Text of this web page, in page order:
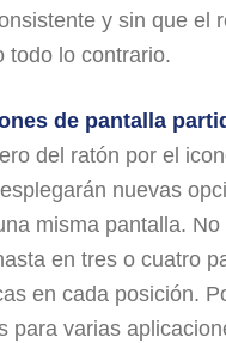
y sin que el
todo lo contrario.
de pantalla
del ratón por el
nuevas
misma pantalla.
en tres o cuatro
en cada posición.
para varias